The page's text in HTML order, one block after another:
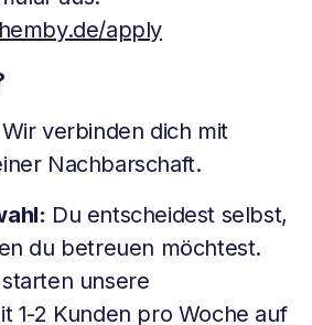
apply
Wir verbinden dich mit
Nachbarschaft.
Du entscheidest selbst,
du betreuen möchtest.
unsere
1-2 Kunden pro Woche auf